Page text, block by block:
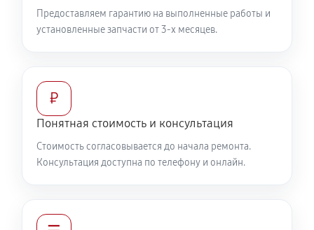
Предоставляем гарантию на выполненные работы и
установленные запчасти от 3-х месяцев.
₽
Понятная стоимость и консультация
Стоимость согласовывается до начала ремонта.
Консультация доступна по телефону и онлайн.